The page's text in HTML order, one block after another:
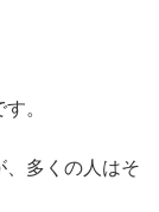
。
、多くの人はそ